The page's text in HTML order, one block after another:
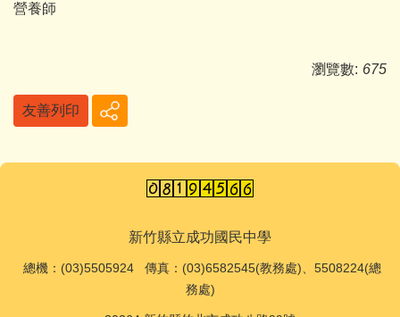
營養師
瀏覽數: 675
友善列印
新竹縣立成功國民中學
總機：(03)5505924 傳真：(03)6582545(教務處)、5508224(總
務處)